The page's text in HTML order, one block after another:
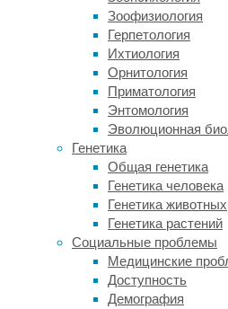
Зоофизиология
Герпетология
Ихтиология
Орнитология
Приматология
Энтомология
Эволюционная
Генетика
Общая генетика
Генетика человека
Генетика животных
Генетика растений
Социальные проблемы
Медицинские
Доступность
Демография
касались
лишь
отдельных
регионов
как
правило,
не
изучали
тенденцию
изменений
распространенности.